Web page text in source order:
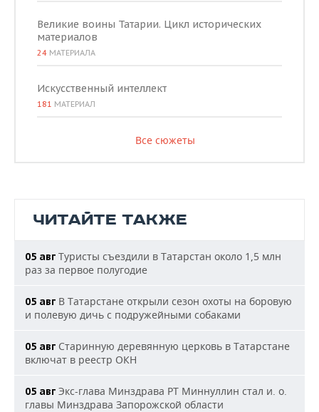
Великие воины Татарии. Цикл исторических
материалов
24 МАТЕРИАЛА
Искусственный интеллект
181 МАТЕРИАЛ
Все сюжеты
ЧИТАЙТЕ ТАКЖЕ
05 авг Туристы съездили в Татарстан около 1,5 млн
раз за первое полугодие
05 авг В Татарстане открыли сезон охоты на боровую
и полевую дичь с подружейными собаками
05 авг Старинную деревянную церковь в Татарстане
включат в реестр ОКН
05 авг Экс-глава Минздрава РТ Миннуллин стал и. о.
главы Минздрава Запорожской области